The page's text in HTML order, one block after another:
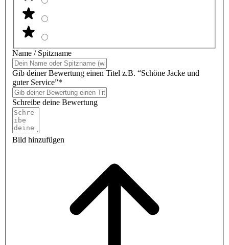
Name / Spitzname
Gib deiner Bewertung einen Titel z.B. “Schöne Jacke und
guter Service”*
Schreibe deine Bewertung
Bild hinzufügen